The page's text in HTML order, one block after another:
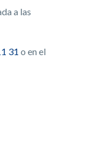
a las
31 o en el